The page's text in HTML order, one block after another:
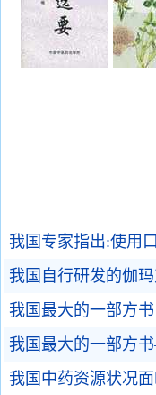
我国专家指出:使用
我国自行研发的伽玛
我国最大的一部方书
我国最大的一部方
我国中药资源状况